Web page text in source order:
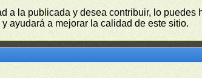
a la publicada y desea contribuir, lo
ayudará a mejorar la calidad de este sitio.